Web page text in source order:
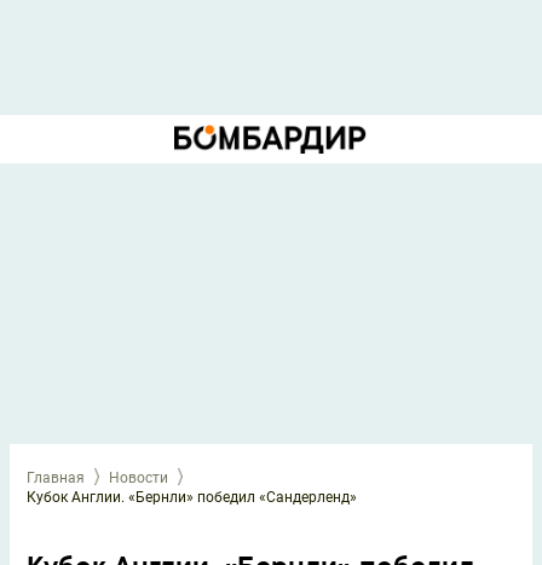
Главная
Новости
Кубок Англии. «Бернли» победил «Сандерленд»